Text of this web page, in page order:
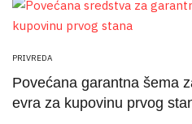
PRIVREDA
Povećana garantna šema
evra za kupovinu prvog